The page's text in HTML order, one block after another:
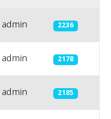
admin 2236
admin 2178
admin 2185